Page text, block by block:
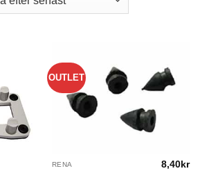
OUTLET
RENA 8,40 kr